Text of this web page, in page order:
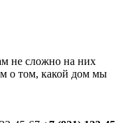
не сложно на них
о том, какой дом мы